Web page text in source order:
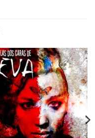
Añadir
a la
lista de
deseos